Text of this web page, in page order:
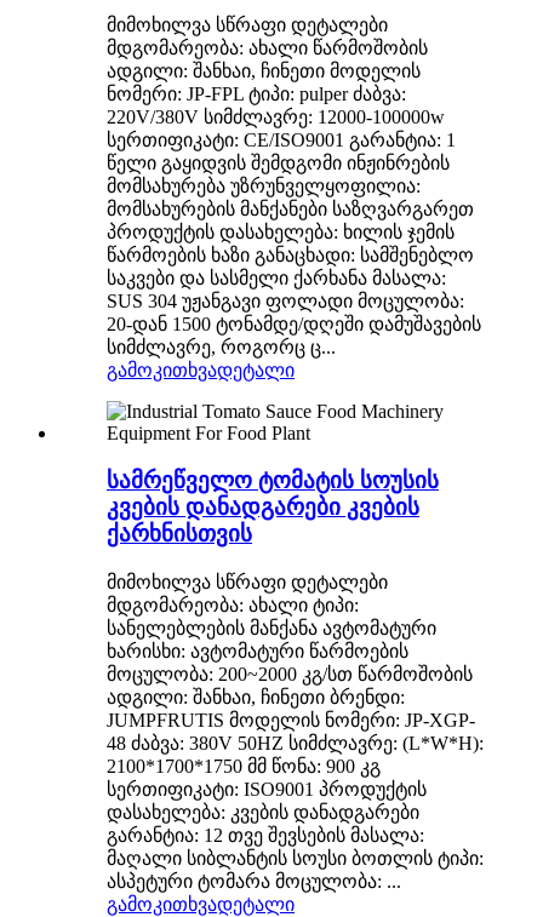
მიმოხილვა სწრაფი დეტალები
მდგომარეობა: ახალი წარმოშობის
ადგილი: შანხაი, ჩინეთი მოდელის
ნომერი: JP-FPL ტიპი: pulper ძაბვა:
220V/380V სიმძლავრე: 12000-100000w
სერთიფიკატი: CE/ISO9001 გარანტია: 1
წელი გაყიდვის შემდგომი ინჟინრების
მომსახურება უზრუნველყოფილია:
მომსახურების მანქანები საზღვარგარეთ
პროდუქტის დასახელება: ხილის ჯემის
წარმოების ხაზი განაცხადი: სამშენებლო
საკვები და სასმელი ქარხანა მასალა:
SUS 304 უჟანგავი ფოლადი მოცულობა:
20-დან 1500 ტონამდე/დღეში დამუშავების
სიმძლავრე, როგორც ც...
გამოკითხვადეტალი
სამრეწველო ტომატის სოუსის
კვების დანადგარები კვების
ქარხნისთვის
მიმოხილვა სწრაფი დეტალები
მდგომარეობა: ახალი ტიპი:
სანელებლების მანქანა ავტომატური
ხარისხი: ავტომატური წარმოების
მოცულობა: 200~2000 კგ/სთ წარმოშობის
ადგილი: შანხაი, ჩინეთი ბრენდი:
JUMPFRUTIS მოდელის ნომერი: JP-XGP-
48 ძაბვა: 380V 50HZ სიმძლავრე: (L*W*H):
2100*1700*1750 მმ წონა: 900 კგ
სერთიფიკატი: ISO9001 პროდუქტის
დასახელება: კვების დანადგარები
გარანტია: 12 თვე შევსების მასალა:
მაღალი სიბლანტის სოუსი ბოთლის ტიპი:
ასპეტური ტომარა მოცულობა: ...
გამოკითხვადეტალი